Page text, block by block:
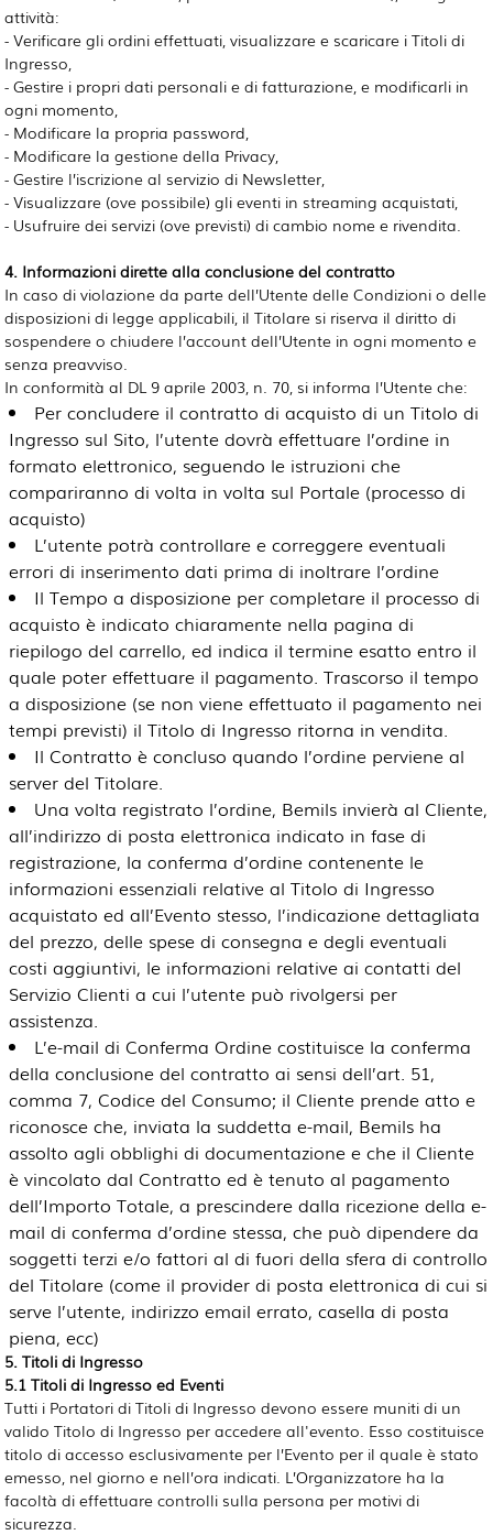
attività:
- Verificare gli ordini effettuati, visualizzare e scaricare i Titoli di
Ingresso,
- Gestire i propri dati personali e di fatturazione, e modificarli in
ogni momento,
- Modificare la propria password,
- Modificare la gestione della Privacy,
- Gestire l’iscrizione al servizio di Newsletter,
- Visualizzare (ove possibile) gli eventi in streaming acquistati,
- Usufruire dei servizi (ove previsti) di cambio nome e rivendita.
4. Informazioni dirette alla conclusione del contratto
In caso di violazione da parte dell’Utente delle Condizioni o delle
disposizioni di legge applicabili, il Titolare si riserva il diritto di
sospendere o chiudere l’account dell’Utente in ogni momento e
senza preavviso.
In conformità al DL 9 aprile 2003, n. 70, si informa l’Utente che:
Per concludere il contratto di acquisto di un Titolo di
Ingresso sul Sito, l’utente dovrà effettuare l’ordine in
formato elettronico, seguendo le istruzioni che
compariranno di volta in volta sul Portale (processo di
acquisto)
L’utente potrà controllare e correggere eventuali
errori di inserimento dati prima di inoltrare l’ordine
Il Tempo a disposizione per completare il processo di
acquisto è indicato chiaramente nella pagina di
riepilogo del carrello, ed indica il termine esatto entro il
quale poter effettuare il pagamento. Trascorso il tempo
a disposizione (se non viene effettuato il pagamento nei
tempi previsti) il Titolo di Ingresso ritorna in vendita.
Il Contratto è concluso quando l’ordine perviene al
server del Titolare.
Una volta registrato l’ordine, Bemils invierà al Cliente,
all’indirizzo di posta elettronica indicato in fase di
registrazione, la conferma d’ordine contenente le
informazioni essenziali relative al Titolo di Ingresso
acquistato ed all’Evento stesso, l’indicazione dettagliata
del prezzo, delle spese di consegna e degli eventuali
costi aggiuntivi, le informazioni relative ai contatti del
Servizio Clienti a cui l’utente può rivolgersi per
assistenza.
L’e-mail di Conferma Ordine costituisce la conferma
della conclusione del contratto ai sensi dell’art. 51,
comma 7, Codice del Consumo; il Cliente prende atto e
riconosce che, inviata la suddetta e-mail, Bemils ha
assolto agli obblighi di documentazione e che il Cliente
è vincolato dal Contratto ed è tenuto al pagamento
dell’Importo Totale, a prescindere dalla ricezione della e-
mail di conferma d’ordine stessa, che può dipendere da
soggetti terzi e/o fattori al di fuori della sfera di controllo
del Titolare (come il provider di posta elettronica di cui si
serve l’utente, indirizzo email errato, casella di posta
piena, ecc)
5. Titoli di Ingresso
5.1 Titoli di Ingresso ed Eventi
Tutti i Portatori di Titoli di Ingresso devono essere muniti di un
valido Titolo di Ingresso per accedere all'evento. Esso costituisce
titolo di accesso esclusivamente per l’Evento per il quale è stato
emesso, nel giorno e nell’ora indicati. L’Organizzatore ha la
facoltà di effettuare controlli sulla persona per motivi di
sicurezza.